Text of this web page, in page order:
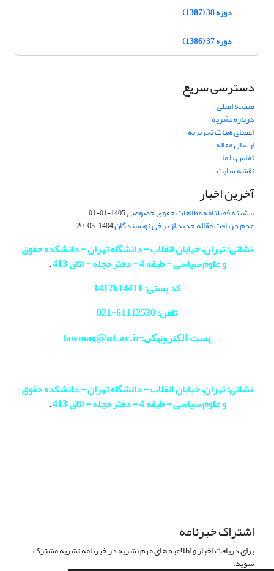
دوره 38 (1387)
دوره 37 (1386)
دسترسی سریع
صفحه اصلی
درباره نشریه
اعضای هیات تحریریه
ارسال مقاله
تماس با ما
نقشه سایت
آخرین اخبار
پیشینه فصلنامه مطالعات حقوق خصوصی1405-01-01
عدم دریافت مقاله جدید از برخی نویسندگان1404-03-20
نشانی: تهران، خیابان انقلاب - دانشگاه تهران - دانشکده حقوق
و علوم سیاسی - طبقه 4 - دفتر مجله - اتاق 413
.
کد پستی: 1417614411
تلفن: 61112530-
021
پست الکترونیکی:lawmag@ut.ac.ir
نشانی: تهران، خیابان انقلاب - دانشگاه تهران - دانشکده حقوق
و علوم سیاسی - طبقه 4 - دفتر مجله - اتاق 413
.
اشتراک خبرنامه
برای دریافت اخبار و اطلاعیه های مهم نشریه در خبرنامه نشریه مشترک
شوید.